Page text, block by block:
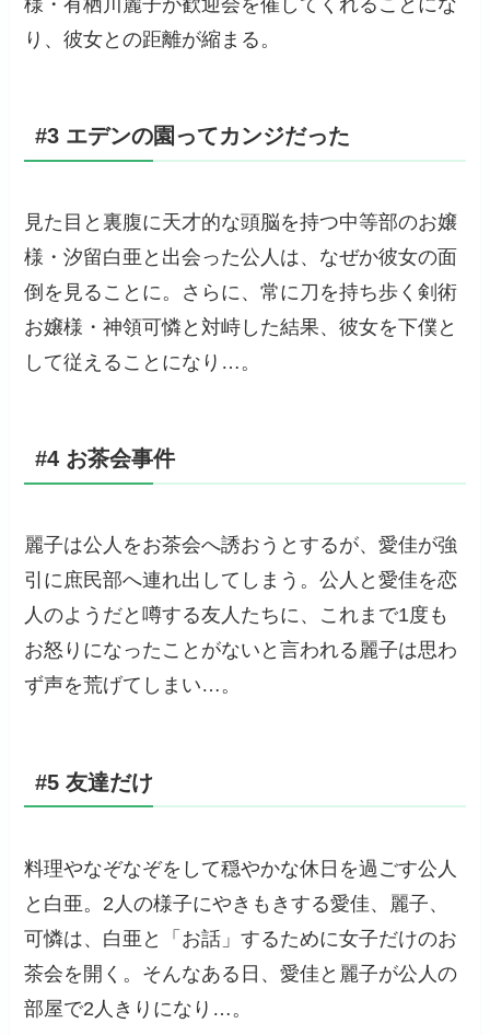
り、彼女との距離が縮まる。
#3 エデンの園ってカンジだった
見た目と裏腹に天才的な頭脳を持つ中等部のお嬢
様・汐留白亜と出会った公人は、なぜか彼女の面
倒を見ることに。さらに、常に刀を持ち歩く剣術
お嬢様・神領可憐と対峙した結果、彼女を下僕と
して従えることになり…。
#4 お茶会事件
麗子は公人をお茶会へ誘おうとするが、愛佳が強
引に庶民部へ連れ出してしまう。公人と愛佳を恋
人のようだと噂する友人たちに、これまで1度も
お怒りになったことがないと言われる麗子は思わ
ず声を荒げてしまい…。
#5 友達だけ
料理やなぞなぞをして穏やかな休日を過ごす公人
と白亜。2人の様子にやきもきする愛佳、麗子、
可憐は、白亜と「お話」するために女子だけのお
茶会を開く。そんなある日、愛佳と麗子が公人の
部屋で2人きりになり…。